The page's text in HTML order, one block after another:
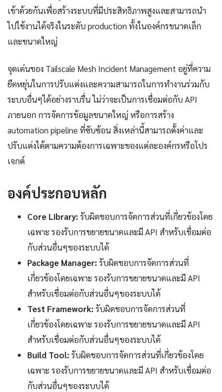
เข้าด้วยกันเพื่อสร้างระบบที่มีประสิทธิภาพสูงและสามารถนำ
ไปใช้งานได้จริงในระดับ production ทั้งในองค์กรขนาดเล็ก
และขนาดใหญ่
จุดเด่นของ Tailscale Mesh Incident Management อยู่ที่ความ
ยืดหยุ่นในการปรับแต่งและความสามารถในการทำงานร่วมกับ
ระบบอื่นๆได้อย่างราบรื่น ไม่ว่าจะเป็นการเชื่อมต่อกับ API
ภายนอก การจัดการข้อมูลขนาดใหญ่ หรือการสร้าง
automation pipeline ที่ซับซ้อน สิ่งเหล่านี้สามารถตั้งค่าและ
ปรับแต่งได้ตามความต้องการเฉพาะของแต่ละองค์กรหรือโปร
เจกต์
องค์ประกอบหลัก
Core Library: รับผิดชอบการจัดการส่วนที่เกี่ยวข้องโดย
เฉพาะ รองรับการขยายขนาดและมี API สำหรับเชื่อมต่อ
กับส่วนอื่นๆของระบบได้
Package Manager: รับผิดชอบการจัดการส่วนที่
เกี่ยวข้องโดยเฉพาะ รองรับการขยายขนาดและมี API
สำหรับเชื่อมต่อกับส่วนอื่นๆของระบบได้
Test Framework: รับผิดชอบการจัดการส่วนที่
เกี่ยวข้องโดยเฉพาะ รองรับการขยายขนาดและมี API
สำหรับเชื่อมต่อกับส่วนอื่นๆของระบบได้
Build Tool: รับผิดชอบการจัดการส่วนที่เกี่ยวข้องโดย
เฉพาะ รองรับการขยายขนาดและมี API สำหรับเชื่อมต่อ
กับส่วนอื่นๆของระบบได้